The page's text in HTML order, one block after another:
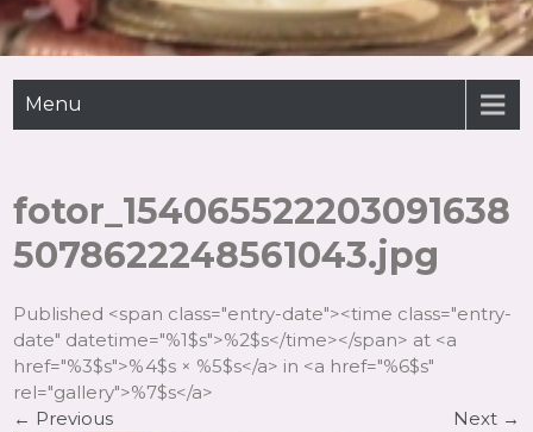
Menu
fotor_154065522203091638
5078622248561043.jpg
Published <span class="entry-date"><time class="entry-
date" datetime="%1$s">%2$s</time></span> at <a
href="%3$s">%4$s × %5$s</a> in <a href="%6$s"
rel="gallery">%7$s</a>
← Previous Next →